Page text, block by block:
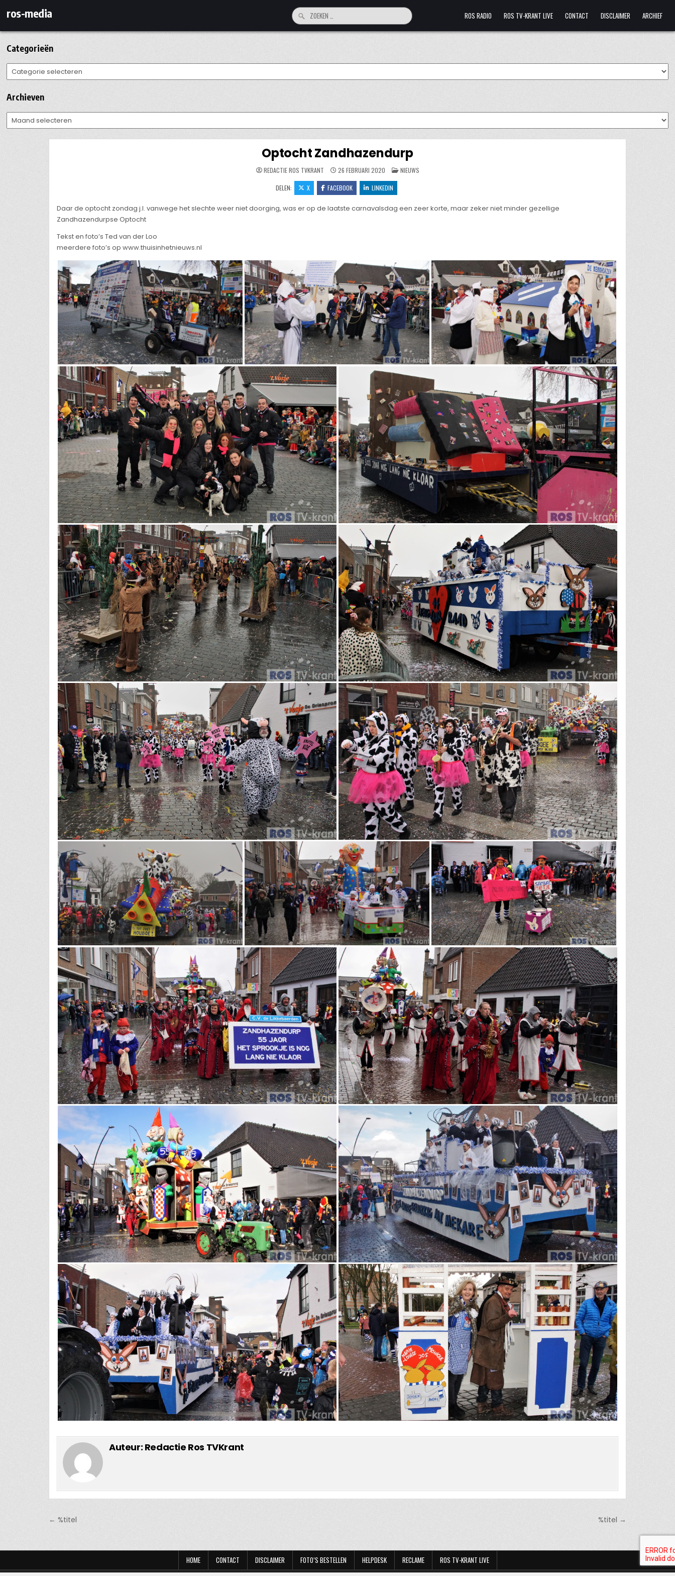
naar
inhoud
ros-media
Zoeken
naar:
ROS RADIO ROS TV-KRANT LIVE CONTACT DISCLAIMER ARCHIEF
Categorieën
Categorieën
Archieven
Archieven
Optocht Zandhazendurp
REDACTIE ROS TVKRANT 26 FEBRUARI 2020 GEPLAATST
IN
NIEUWS
DELEN: X FACEBOOK LINKEDIN
Daar de optocht zondag j.l. vanwege het slechte weer niet doorging, was er op de laatste carnavalsdag een zeer korte, maar zeker niet minder gezellige
Zandhazendurpse Optocht
Tekst en foto’s Ted van der Loo
meerdere foto’s op www.thuisinhetnieuws.nl
Auteur: Redactie Ros TVKrant
Bericht %titel →
← %titel
HOME CONTACT DISCLAIMER FOTO’S BESTELLEN HELPDESK RECLAME ROS TV-KRANT LIVE